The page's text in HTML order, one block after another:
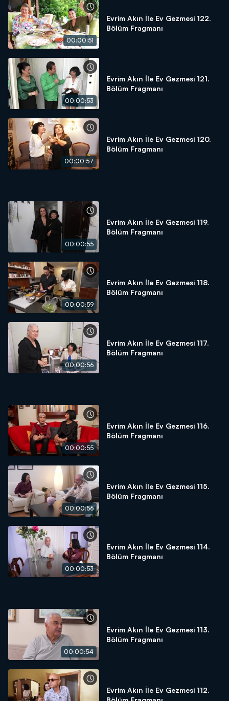
00:00:51
Evrim Akın İle Ev Gezmesi 122.
Bölüm Fragmanı
00:00:53
Evrim Akın İle Ev Gezmesi 121.
Bölüm Fragmanı
00:00:57
Evrim Akın İle Ev Gezmesi 120.
Bölüm Fragmanı
00:00:55
Evrim Akın İle Ev Gezmesi 119.
Bölüm Fragmanı
00:00:59
Evrim Akın İle Ev Gezmesi 118.
Bölüm Fragmanı
00:00:56
Evrim Akın İle Ev Gezmesi 117.
Bölüm Fragmanı
00:00:55
Evrim Akın İle Ev Gezmesi 116.
Bölüm Fragmanı
00:00:56
Evrim Akın İle Ev Gezmesi 115.
Bölüm Fragmanı
00:00:53
Evrim Akın İle Ev Gezmesi 114.
Bölüm Fragmanı
00:00:54
Evrim Akın İle Ev Gezmesi 113.
Bölüm Fragmanı
Evrim Akın İle Ev Gezmesi 112.